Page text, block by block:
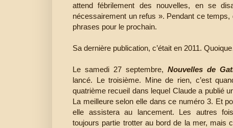
attend fébrilement des nouvelles, en se
nécessairement un refus ». Pendant ce
phrases pour le prochain.
Sa dernière publication, c’était en 2011.
Le samedi 27 septembre, Nouvelles de
lancé. Le troisième. Mine de rien, c’est
quatrième recueil dans lequel Claude a publié
La meilleure selon elle dans ce numéro 3. Et
elle assistera au lancement. Les autres
toujours partie trotter au bord de la mer, mais